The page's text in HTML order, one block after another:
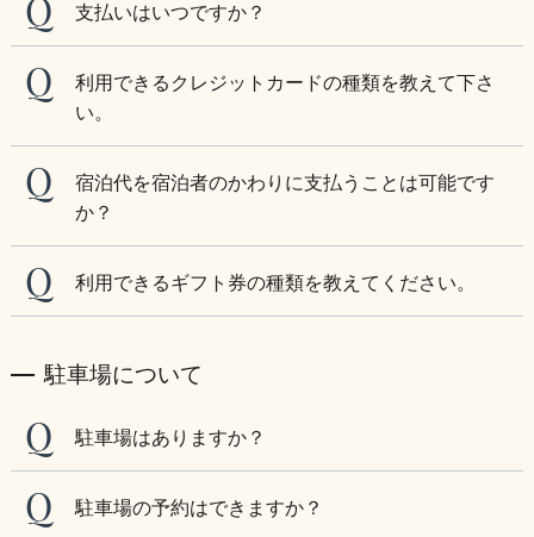
支払いはいつですか？
利用できるクレジットカードの種類を教えて下さ
い。
宿泊代を宿泊者のかわりに支払うことは可能です
か？
利用できるギフト券の種類を教えてください。
駐車場について
駐車場はありますか？
駐車場の予約はできますか？